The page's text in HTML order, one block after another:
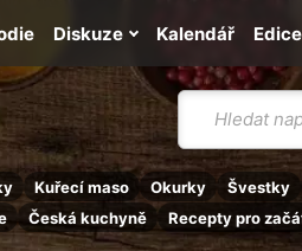
Vyhledávání
Kuřecí maso Okurky Švestky
Česká kuchyně Recepty pro
Kalendář
Diskuze Edice